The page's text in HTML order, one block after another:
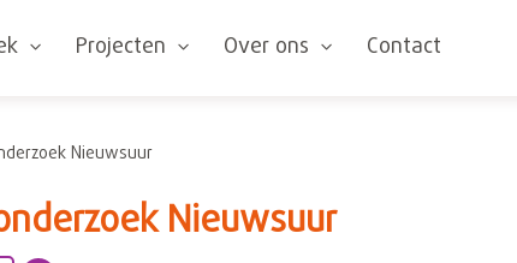
Projecten Over ons Contact
Nieuwsuur
Nieuwsuur